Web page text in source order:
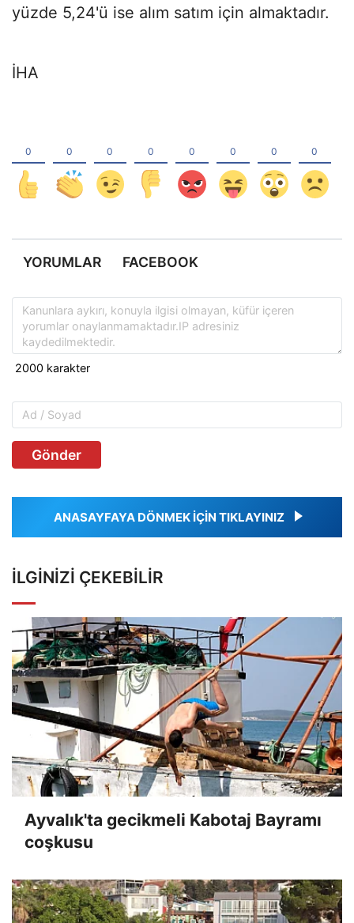
yüzde 5,24'ü ise alım satım için almaktadır.
İHA
YORUMLAR FACEBOOK
Gönder
ANASAYFAYA DÖNMEK İÇİN TIKLAYINIZ
İLGINIZI ÇEKEBILIR
Ayvalık'ta gecikmeli Kabotaj Bayramı
coşkusu